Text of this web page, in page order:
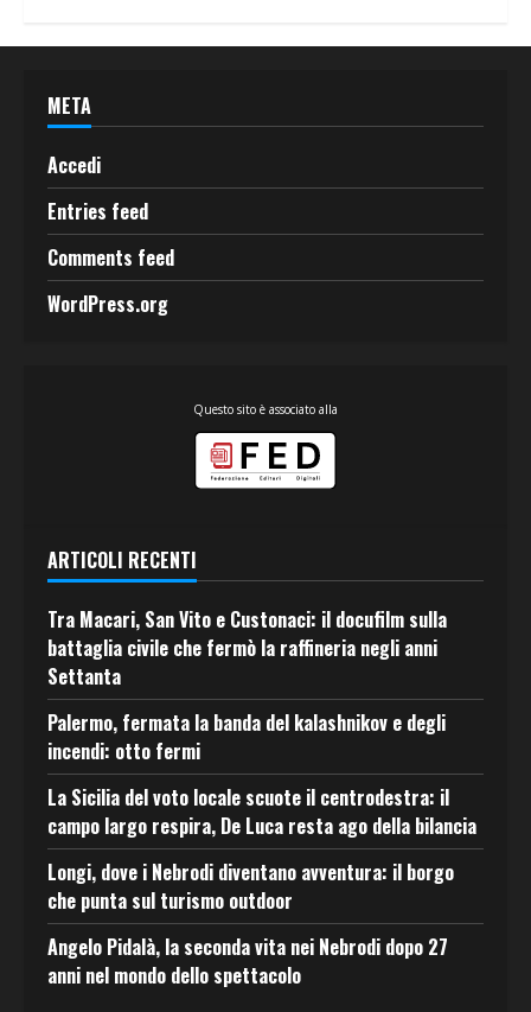
META
Accedi
Entries feed
Comments feed
WordPress.org
Questo sito è associato alla
ARTICOLI RECENTI
Tra Macari, San Vito e Custonaci: il docufilm sulla
battaglia civile che fermò la raffineria negli anni
Settanta
Palermo, fermata la banda del kalashnikov e degli
incendi: otto fermi
La Sicilia del voto locale scuote il centrodestra: il
campo largo respira, De Luca resta ago della bilancia
Longi, dove i Nebrodi diventano avventura: il borgo
che punta sul turismo outdoor
Angelo Pidalà, la seconda vita nei Nebrodi dopo 27
anni nel mondo dello spettacolo